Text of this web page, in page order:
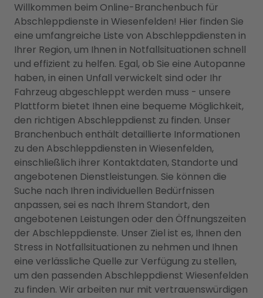
Willkommen beim Online-Branchenbuch für
Abschleppdienste in Wiesenfelden! Hier finden Sie
eine umfangreiche Liste von Abschleppdiensten in
Ihrer Region, um Ihnen in Notfallsituationen schnell
und effizient zu helfen. Egal, ob Sie eine Autopanne
haben, in einen Unfall verwickelt sind oder Ihr
Fahrzeug abgeschleppt werden muss - unsere
Plattform bietet Ihnen eine bequeme Möglichkeit,
den richtigen Abschleppdienst zu finden. Unser
Branchenbuch enthält detaillierte Informationen
zu den Abschleppdiensten in Wiesenfelden,
einschließlich ihrer Kontaktdaten, Standorte und
angebotenen Dienstleistungen. Sie können die
Suche nach Ihren individuellen Bedürfnissen
anpassen, sei es nach Ihrem Standort, den
angebotenen Leistungen oder den Öffnungszeiten
der Abschleppdienste. Unser Ziel ist es, Ihnen den
Stress in Notfallsituationen zu nehmen und Ihnen
eine verlässliche Quelle zur Verfügung zu stellen,
um den passenden Abschleppdienst Wiesenfelden
zu finden. Wir arbeiten nur mit vertrauenswürdigen